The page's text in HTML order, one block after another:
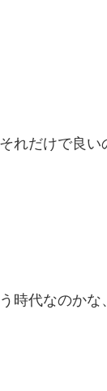
れだけで良い
時代なのかな